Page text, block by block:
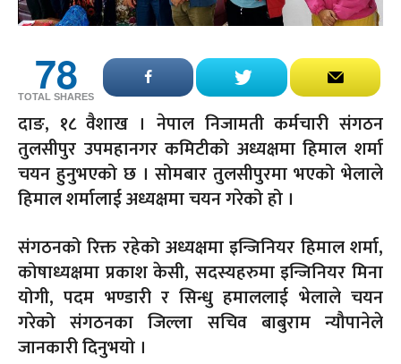
78
TOTAL SHARES
दाङ, १८ वैशाख । नेपाल निजामती कर्मचारी संगठन
तुलसीपुर उपमहानगर कमिटीको अध्यक्षमा हिमाल शर्मा
चयन हुनुभएको छ । सोमबार तुलसीपुरमा भएको भेलाले
हिमाल शर्मालाई अध्यक्षमा चयन गरेको हो ।
संगठनको रिक्त रहेको अध्यक्षमा इन्जिनियर हिमाल शर्मा,
कोषाध्यक्षमा प्रकाश केसी, सदस्यहरुमा इन्जिनियर मिना
योगी, पदम भण्डारी र सिन्धु हमाललाई भेलाले चयन
गरेको संगठनका जिल्ला सचिव बाबुराम न्यौपानेले
जानकारी दिनुभयो ।